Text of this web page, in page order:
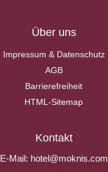
Über uns
Impressum & Datenschutz
AGB
Barrierefreiheit
HTML-Sitemap
Kontakt
E-Mail: hotel@moknis.com